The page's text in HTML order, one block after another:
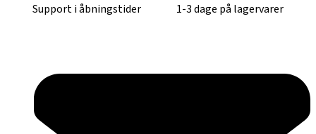
Support i åbningstider 1-3 dage på lagervarer